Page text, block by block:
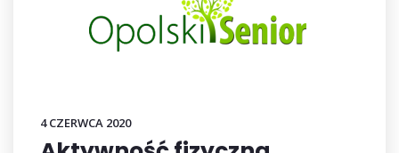
4 CZERWCA 2020